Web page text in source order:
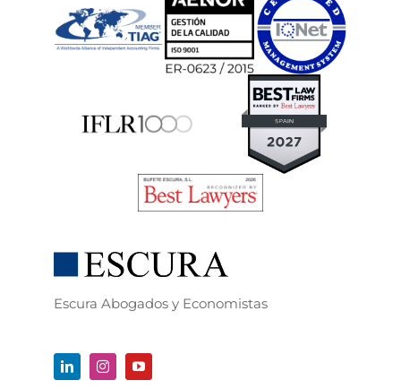
Escura Abogados y Economistas